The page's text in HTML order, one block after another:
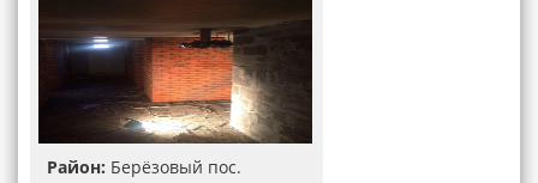
Район: Берёзовый пос.